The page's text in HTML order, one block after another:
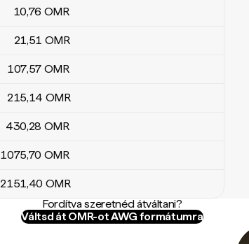
10,76 OMR
21,51 OMR
107,57 OMR
215,14 OMR
430,28 OMR
1075,70 OMR
2151,40 OMR
Fordítva szeretnéd átváltani?
Váltsd át OMR-ot AWG formátumra